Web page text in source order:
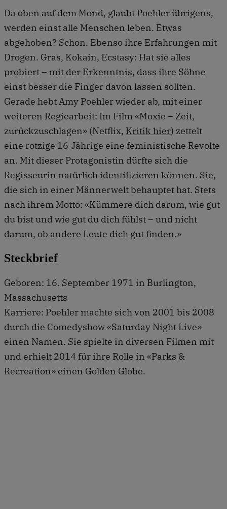
Da oben auf dem Mond, glaubt Poehler übrigens,
werden einst alle Menschen leben. Etwas
abgehoben? Schon. Ebenso ihre Erfahrungen mit
Drogen. Gras, Kokain, Ecstasy: Hat sie alles
probiert – mit der Erkenntnis, dass ihre Söhne
einst besser die Finger davon lassen sollten.
Gerade hebt Amy Poehler wieder ab, mit einer
weiteren Regiearbeit: Im Film «Moxie – Zeit,
zurückzuschlagen» (Netflix, Kritik hier) zettelt
eine rotzige 16-Jährige eine feministische Revolte
an. Mit dieser Protagonistin dürfte sich die
Regisseurin natürlich identifizieren können. Sie,
die sich in einer Männerwelt behauptet hat. Stets
nach ihrem Motto: «Kümmere dich darum, wie gut
du bist und wie gut du dich fühlst – und nicht
darum, ob andere Leute dich gut finden.»
Steckbrief
Geboren: 16. September 1971 in Burlington,
Massachusetts
Karriere: Poehler machte sich von 2001 bis 2008
durch die Comedyshow «Saturday Night Live»
einen Namen. Sie spielte in diversen Filmen mit
und erhielt 2014 für ihre Rolle in «Parks &
Recreation» einen Golden Globe.